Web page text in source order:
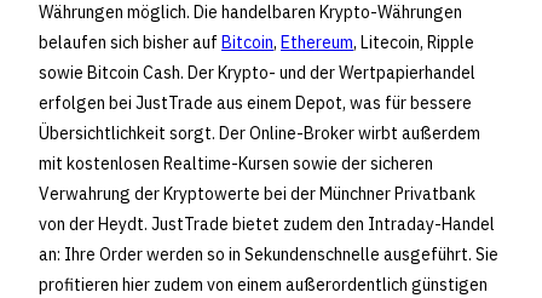
Währungen möglich. Die handelbaren Krypto-Währungen
belaufen sich bisher auf Bitcoin, Ethereum, Litecoin, Ripple
sowie Bitcoin Cash. Der Krypto- und der Wertpapierhandel
erfolgen bei JustTrade aus einem Depot, was für bessere
Übersichtlichkeit sorgt. Der Online-Broker wirbt außerdem
mit kostenlosen Realtime-Kursen sowie der sicheren
Verwahrung der Kryptowerte bei der Münchner Privatbank
von der Heydt. JustTrade bietet zudem den Intraday-Handel
an: Ihre Order werden so in Sekundenschnelle ausgeführt. Sie
profitieren hier zudem von einem außerordentlich günstigen